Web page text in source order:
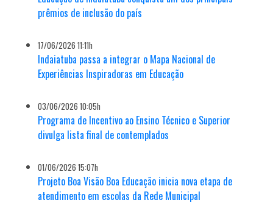
prêmios de inclusão do país
17/06/2026 11:11h
Indaiatuba passa a integrar o Mapa Nacional de
Experiências Inspiradoras em Educação
03/06/2026 10:05h
Programa de Incentivo ao Ensino Técnico e Superior
divulga lista final de contemplados
01/06/2026 15:07h
Projeto Boa Visão Boa Educação inicia nova etapa de
atendimento em escolas da Rede Municipal